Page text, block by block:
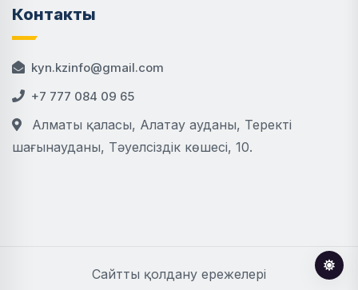
Контакты
kyn.kzinfo@gmail.com
+7 777 084 09 65
Алматы қаласы, Алатау ауданы, Теректі
шағынауданы, Тәуелсіздік көшесі, 10.
Сайтты қолдану ережелері